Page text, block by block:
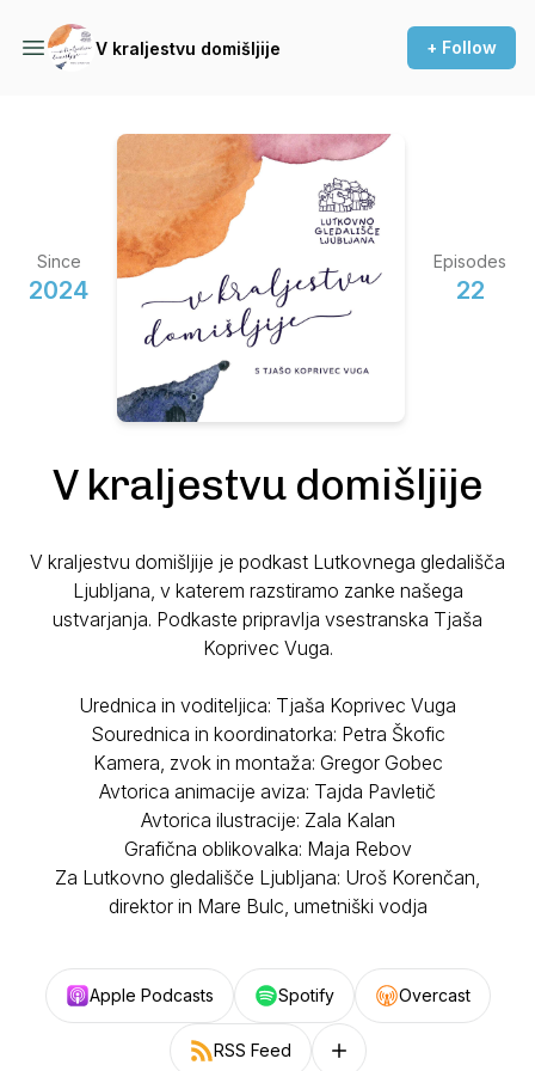
V kraljestvu domišljije + Follow
Since
2024
Episodes
22
V kraljestvu domišljije
V kraljestvu domišljije je podkast Lutkovnega gledališča
Ljubljana, v katerem razstiramo zanke našega
ustvarjanja. Podkaste pripravlja vsestranska Tjaša
Koprivec Vuga.
Urednica in voditeljica: Tjaša Koprivec Vuga
Sourednica in koordinatorka: Petra Škofic
Kamera, zvok in montaža: Gregor Gobec
Avtorica animacije aviza: Tajda Pavletič
Avtorica ilustracije: Zala Kalan
Grafična oblikovalka: Maja Rebov
Za Lutkovno gledališče Ljubljana: Uroš Korenčan,
direktor in Mare Bulc, umetniški vodja
Apple Podcasts Spotify Overcast
RSS Feed Follow on other platforms